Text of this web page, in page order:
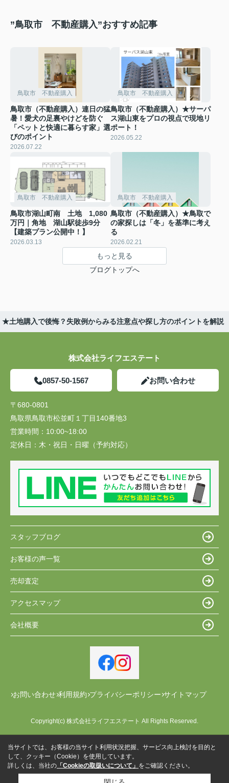
”鳥取市 不動産購入”おすすめ記事
鳥取市 不動産購入
鳥取市（不動産購入）連日の猛
暑！愛犬の足裏やけどを防ぐ
「ペットと快適に暮らす家」選
びのポイント
2026.07.22
鳥取市 不動産購入
鳥取市（不動産購入）★サーパ
ス湖山東をプロの視点で現地リ
ポート！
2026.05.22
鳥取市 不動産購入
鳥取市湖山町南 土地 1,080
万円｜角地 湖山駅徒歩9分
【建築プラン公開中！】
2026.03.13
鳥取市 不動産購入
鳥取市（不動産購入）★鳥取で
の家探しは「冬」を基準に考え
る
2026.02.21
もっと見る
ブログトップへ
土地購入で後悔？失敗例からみる注意点や探し方のポイントを解説
株式会社ライフエステート
0857-50-1567 お問い合わせ
〒680-0801
鳥取県鳥取市松並町１丁目140番地3
営業時間： 10:00~18:00
定休日： 木・祝日・日曜（予約対応）
スタッフブログ
お客様の声一覧
売却査定
アクセスマップ
会社概要
お問い合わせ 利用規約 プライバシーポリシー サイトマップ
Copyright(c) 株式会社ライフエステート All Rights Reserved.
当サイトでは、お客様の当サイト利用状況把握、サービス向上検討を目的と
して、クッキー（Cookie）を使用しています。
詳しくは、当社の 「Cookieの取扱いについて」 をご確認ください。